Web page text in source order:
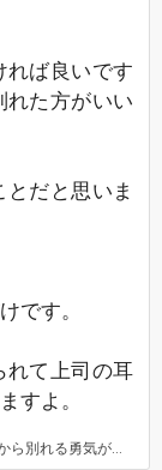
れば良いです
れた方がいい
だと思いま
です。
れて上司の耳
すよ。
合って復縁してきました。落ち着きのない関係です。